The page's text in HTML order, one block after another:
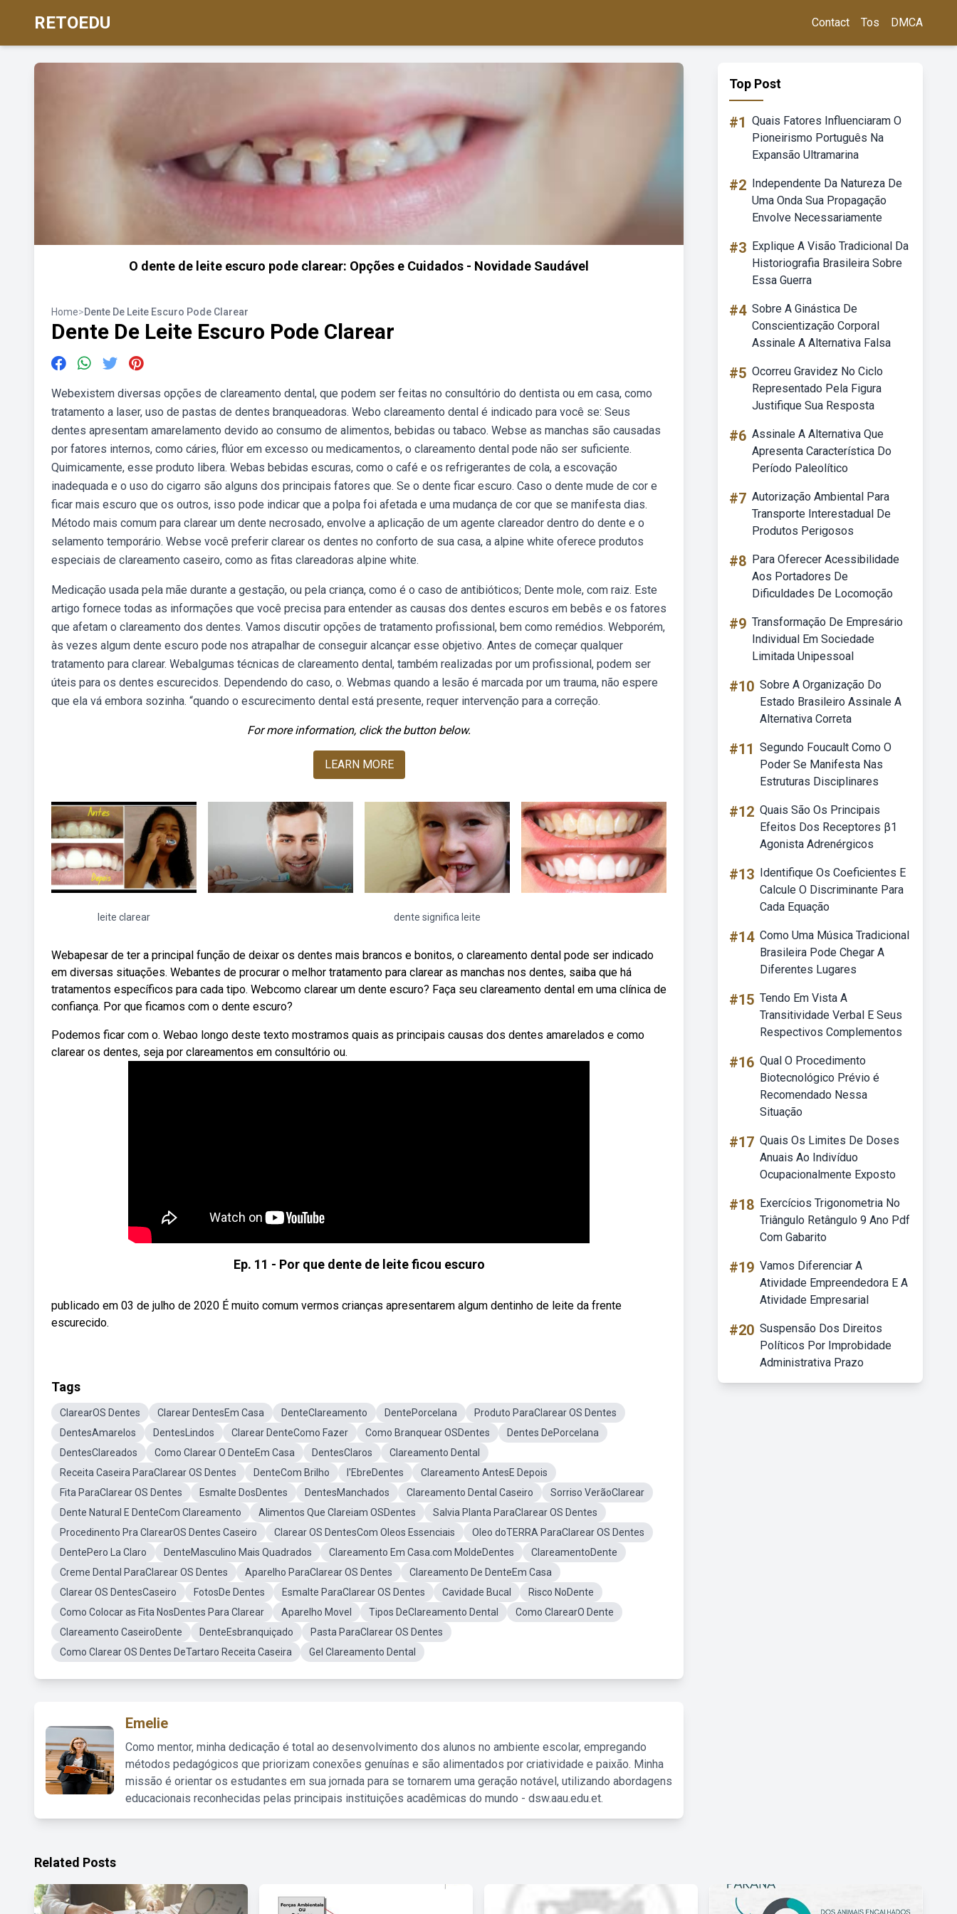
RETOEDU Contact Tos DMCA
O dente de leite escuro pode clarear: Opções e Cuidados - Novidade Saudável
Home>Dente De Leite Escuro Pode Clarear
Dente De Leite Escuro Pode Clarear
Webexistem diversas opções de clareamento dental, que podem ser feitas no consultório do dentista ou em casa, como
tratamento a laser, uso de pastas de dentes branqueadoras. Webo clareamento dental é indicado para você se: Seus
dentes apresentam amarelamento devido ao consumo de alimentos, bebidas ou tabaco. Webse as manchas são causadas
por fatores internos, como cáries, flúor em excesso ou medicamentos, o clareamento dental pode não ser suficiente.
Quimicamente, esse produto libera. Webas bebidas escuras, como o café e os refrigerantes de cola, a escovação
inadequada e o uso do cigarro são alguns dos principais fatores que. Se o dente ficar escuro. Caso o dente mude de cor e
ficar mais escuro que os outros, isso pode indicar que a polpa foi afetada e uma mudança de cor que se manifesta dias.
Método mais comum para clarear um dente necrosado, envolve a aplicação de um agente clareador dentro do dente e o
selamento temporário. Webse você preferir clarear os dentes no conforto de sua casa, a alpine white oferece produtos
especiais de clareamento caseiro, como as fitas clareadoras alpine white.
Medicação usada pela mãe durante a gestação, ou pela criança, como é o caso de antibióticos; Dente mole, com raiz. Este
artigo fornece todas as informações que você precisa para entender as causas dos dentes escuros em bebês e os fatores
que afetam o clareamento dos dentes. Vamos discutir opções de tratamento profissional, bem como remédios. Webporém,
às vezes algum dente escuro pode nos atrapalhar de conseguir alcançar esse objetivo. Antes de começar qualquer
tratamento para clarear. Webalgumas técnicas de clareamento dental, também realizadas por um profissional, podem ser
úteis para os dentes escurecidos. Dependendo do caso, o. Webmas quando a lesão é marcada por um trauma, não espere
que ela vá embora sozinha. “quando o escurecimento dental está presente, requer intervenção para a correção.
For more information, click the button below.
LEARN MORE
leite clarear dente significa leite
Webapesar de ter a principal função de deixar os dentes mais brancos e bonitos, o clareamento dental pode ser indicado
em diversas situações. Webantes de procurar o melhor tratamento para clarear as manchas nos dentes, saiba que há
tratamentos específicos para cada tipo. Webcomo clarear um dente escuro? Faça seu clareamento dental em uma clínica de
confiança. Por que ficamos com o dente escuro?
Podemos ficar com o. Webao longo deste texto mostramos quais as principais causas dos dentes amarelados e como
clarear os dentes, seja por clareamentos em consultório ou.
Ep. 11 - Por que dente de leite ficou escuro
publicado em 03 de julho de 2020 É muito comum vermos crianças apresentarem algum dentinho de leite da frente
escurecido.
Tags
ClarearOS Dentes Clarear DentesEm Casa DenteClareamento DentePorcelana
Produto ParaClarear OS Dentes
DentesAmarelos
DentesLindos Clarear DenteComo Fazer Como Branquear OSDentes
Dentes DePorcelana
DentesClareados
Como Clarear O DenteEm Casa DentesClaros
Clareamento Dental
Receita Caseira ParaClarear OS Dentes
DenteCom Brilho l'EbreDentes
Clareamento AntesE Depois
Fita ParaClarear OS Dentes
Esmalte DosDentes DentesManchados Clareamento Dental Caseiro
Sorriso VerãoClarear
Dente Natural E DenteCom Clareamento
Alimentos Que Clareiam OSDentes
Salvia Planta ParaClarear OS Dentes
Procedinento Pra ClarearOS Dentes Caseiro
Clarear OS DentesCom Oleos Essenciais
Oleo doTERRA ParaClarear OS Dentes
DentePero La Claro
DenteMasculino Mais Quadrados Clareamento Em Casa.com MoldeDentes
ClareamentoDente
Creme Dental ParaClarear OS Dentes
Aparelho ParaClarear OS Dentes
Clareamento De DenteEm Casa
Clarear OS DentesCaseiro
FotosDe Dentes Esmalte ParaClarear OS Dentes Cavidade Bucal
Risco NoDente
Como Colocar as Fita NosDentes Para Clarear
Aparelho Movel Tipos DeClareamento Dental
Como ClarearO Dente
Clareamento CaseiroDente
DenteEsbranquiçado
Pasta ParaClarear OS Dentes
Como Clarear OS Dentes DeTartaro Receita Caseira
Gel Clareamento Dental
Emelie
Como mentor, minha dedicação é total ao desenvolvimento dos alunos no ambiente escolar, empregando
métodos pedagógicos que priorizam conexões genuínas e são alimentados por criatividade e paixão. Minha
missão é orientar os estudantes em sua jornada para se tornarem uma geração notável, utilizando abordagens
educacionais reconhecidas pelas principais instituições acadêmicas do mundo - dsw.aau.edu.et.
Top Post
#1 Quais Fatores Influenciaram O
Pioneirismo Português Na
Expansão Ultramarina
#2 Independente Da Natureza De
Uma Onda Sua Propagação
Envolve Necessariamente
#3 Explique A Visão Tradicional Da
Historiografia Brasileira Sobre
Essa Guerra
#4 Sobre A Ginástica De
Conscientização Corporal
Assinale A Alternativa Falsa
#5 Ocorreu Gravidez No Ciclo
Representado Pela Figura
Justifique Sua Resposta
#6 Assinale A Alternativa Que
Apresenta Característica Do
Período Paleolítico
#7 Autorização Ambiental Para
Transporte Interestadual De
Produtos Perigosos
#8 Para Oferecer Acessibilidade
Aos Portadores De
Dificuldades De Locomoção
#9 Transformação De Empresário
Individual Em Sociedade
Limitada Unipessoal
#10 Sobre A Organização Do
Estado Brasileiro Assinale A
Alternativa Correta
#11 Segundo Foucault Como O
Poder Se Manifesta Nas
Estruturas Disciplinares
#12 Quais São Os Principais
Efeitos Dos Receptores β1
Agonista Adrenérgicos
#13 Identifique Os Coeficientes E
Calcule O Discriminante Para
Cada Equação
#14 Como Uma Música Tradicional
Brasileira Pode Chegar A
Diferentes Lugares
#15 Tendo Em Vista A
Transitividade Verbal E Seus
Respectivos Complementos
#16 Qual O Procedimento
Biotecnológico Prévio é
Recomendado Nessa
Situação
#17 Quais Os Limites De Doses
Anuais Ao Indivíduo
Ocupacionalmente Exposto
#18 Exercícios Trigonometria No
Triângulo Retângulo 9 Ano Pdf
Com Gabarito
#19 Vamos Diferenciar A
Atividade Empreendedora E A
Atividade Empresarial
#20 Suspensão Dos Direitos
Políticos Por Improbidade
Administrativa Prazo
Related Posts